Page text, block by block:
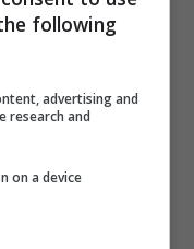
di tabacco
particolare se
durante la
following
advertising and
research and
on a device